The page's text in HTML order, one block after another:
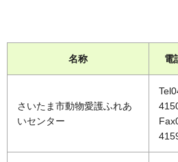
名称 電
さいたま市動物愛護ふれあ
いセンター